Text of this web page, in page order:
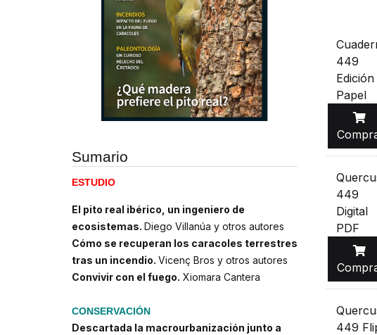
Sumario
ESTUDIO
El pito real ibérico, un ingeniero de
ecosistemas. Diego Villanúa y otros autores
Cómo se recuperan los caracoles terrestres
tras un incendio. Vicenç Bros y otros autores
Convivir con el fuego. Xiomara Cantera
CONSERVACIÓN
Descartada la macrourbanización junto a
449
Edición
Papel
449
Digital
PDF
449